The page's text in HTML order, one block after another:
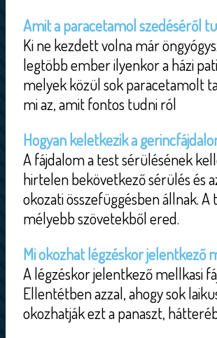
Amit a paracetamol szedéséről
Ki ne kezdett volna már
legtöbb ember ilyenkor a házi
melyek közül sok paracetamolt
mi az, amit fontos tudni ról
Hogyan keletkezik a
A fájdalom a test sérülésének
hirtelen bekövetkező sérülés és
okozati összefüggésben állnak.
mélyebb szövetekből ered.
Mi okozhat légzéskor jelentkező
A légzéskor jelentkező mellkasi
Ellentétben azzal, ahogy sok
okozhatják ezt a panaszt,